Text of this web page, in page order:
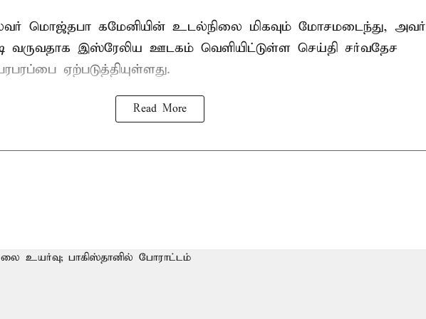
மொஜ்தபா கமேனியின் உடல்நிலை மிகவும் மோசமடைந்து, அவர்
வருவதாக இஸ்ரேலிய ஊடகம் வெளியிட்டுள்ள செய்தி சர்வதேச
ஏற்படுத்தியுள்ளது.
Read More